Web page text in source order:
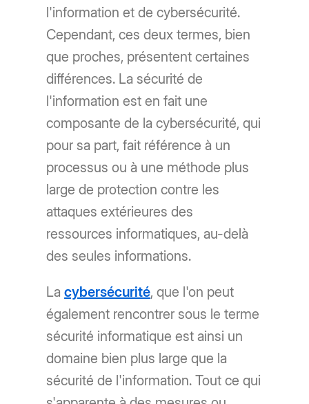
l'information et de cybersécurité.
Cependant, ces deux termes, bien
que proches, présentent certaines
différences. La sécurité de
l'information est en fait une
composante de la cybersécurité, qui
pour sa part, fait référence à un
processus ou à une méthode plus
large de protection contre les
attaques extérieures des
ressources informatiques, au-delà
des seules informations.
Lacybersécurité, que l'on peut
également rencontrer sous le terme
sécurité informatique est ainsi un
domaine bien plus large que la
sécurité de l'information. Tout ce qui